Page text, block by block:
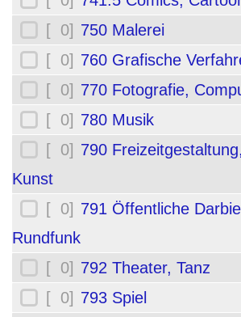
[ 0] 750 Malerei
[ 0] 760 Grafische
[ 0] 770 Fotografie,
[ 0] 780 Musik
[ 0] 790
Kunst
[ 0] 791 Öffentliche
Rundfunk
[ 0] 792 Theater, Tanz
[ 0] 793 Spiel